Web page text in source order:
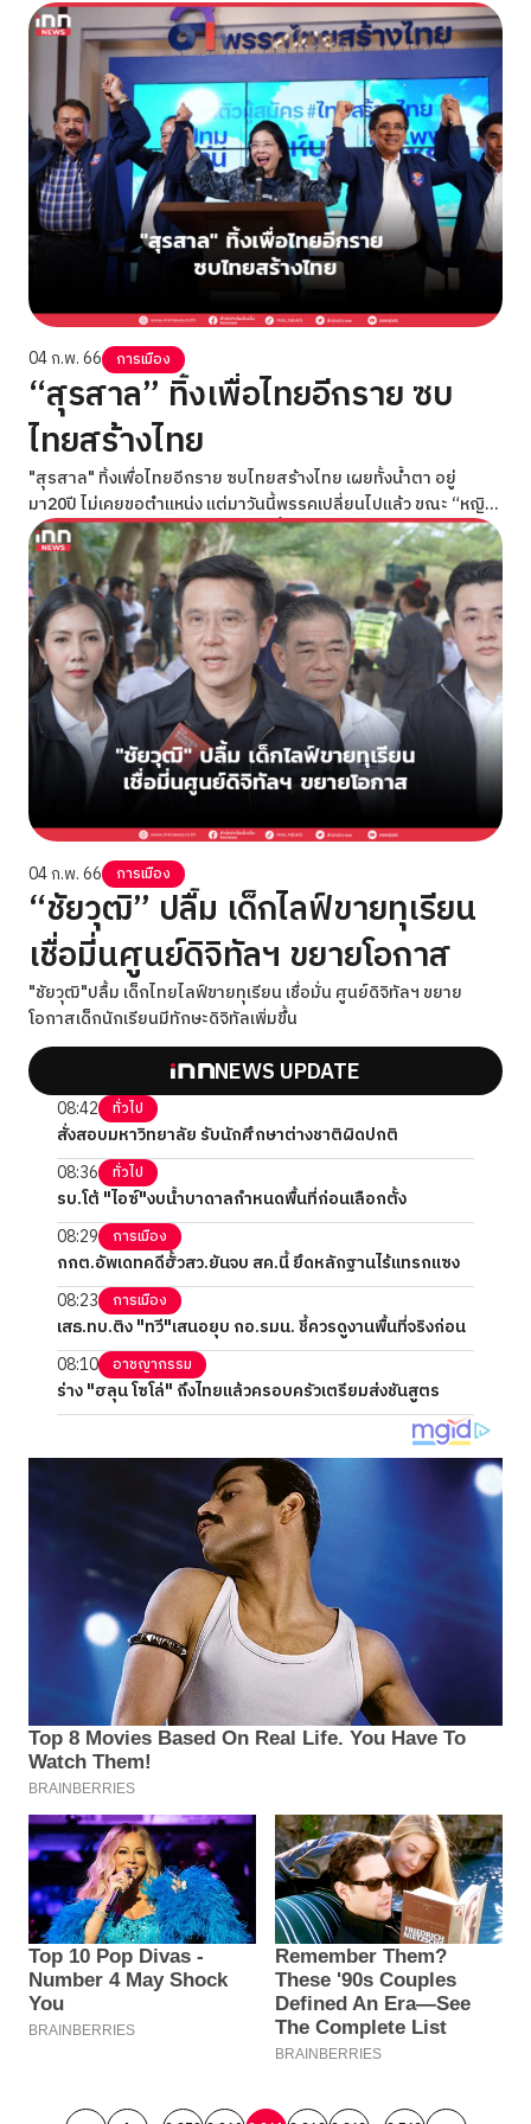
เดียวกัน
04 ก.พ. 66 การเมือง
“สุรสาล” ทิ้งเพื่อไทยอีกราย ซบ
ไทยสร้างไทย
"สุรสาล" ทิ้งเพื่อไทยอีกราย ซบไทยสร้างไทย เผยทั้งน้ำตา อยู่
มา20ปี ไม่เคยขอตำแหน่ง แต่มาวันนี้พรรคเปลี่ยนไปแล้ว ขณะ “หญิง
หน่อย” ยินดีได้คนคุณภาพเสริมทัพ ย้ำไทยสร้างไทยไม่จับมือ
เผด็จการเด็ดขาด
04 ก.พ. 66 การเมือง
“ชัยวุฒิ” ปลื้ม เด็กไลฟ์ขายทุเรียน
เชื่อมี่นศูนย์ดิจิทัลฯ ขยายโอกาส
"ชัยวุฒิ"ปลื้ม เด็กไทยไลฟ์ขายทุเรียน เชื่อมั่น ศูนย์ดิจิทัลฯ ขยาย
โอกาสเด็กนักเรียนมีทักษะดิจิทัลเพิ่มขึ้น
NEWS UPDATE
08:42 ทั่วไป
สั่งสอบมหาวิทยาลัย รับนักศึกษาต่างชาติผิดปกติ
08:36
ทั่วไป
รบ.โต้ "ไอซ์"งบน้ำบาดาลกำหนดพื้นที่ก่อนเลือกตั้ง
08:29
การเมือง
กกต.อัพเดทคดีฮั้วสว.ยันจบ สค.นี้ ยึดหลักฐานไร้แทรกแซง
08:23
การเมือง
เสธ.ทบ.ติง "ทวี"เสนอยุบ กอ.รมน. ชี้ควรดูงานพื้นที่จริงก่อน
08:10
อาชญากรรม
ร่าง "ฮลุน โซโล่" ถึงไทยแล้วครอบครัวเตรียมส่งชันสูตร